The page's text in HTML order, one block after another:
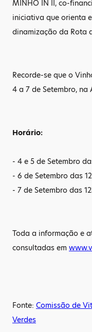
MINHO IN II, co-
iniciativa que orienta
dinamização da Rota
Recorde-se que o
4 a 7 de Setembro,
Horário:
- 4 e 5 de Setembro
- 6 de Setembro das
- 7 de Setembro das
Toda a informação e
consultadas em
Fonte: Comissão de
Verdes